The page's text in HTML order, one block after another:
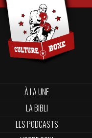
À LA UNE
LA BIBLI
LES PODCASTS